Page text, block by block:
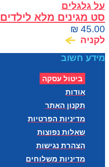
על גלגלים
סט מגינים מלא לילדים SKATER
₪ 45.00
לקניה
מידע חשוב
ביטול עסקה
אודות
תקנון האתר
מדיניות הפרטיות
שאלות נפוצות
הצהרת נגישות
מדיניות משלוחים